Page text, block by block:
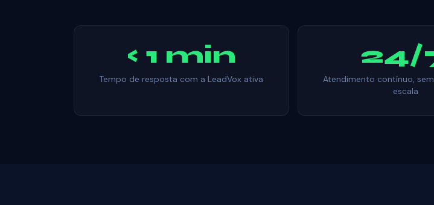
< 1 min
Tempo de resposta com a LeadVox ativa
24/
Atendimento contínuo,
escala